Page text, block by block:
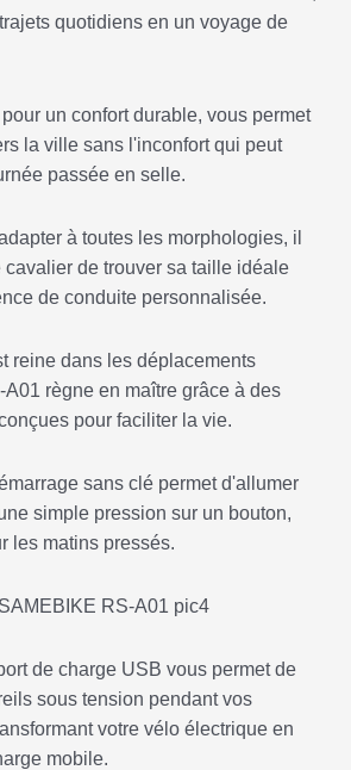
quotidiens en un voyage de
un confort durable, vous permet
la ville sans l'inconfort qui peut
passée en selle.
à toutes les morphologies, il
cavalier de trouver sa taille idéale
de conduite personnalisée.
reine dans les déplacements
règne en maître grâce à des
pour faciliter la vie.
sans clé permet d'allumer
simple pression sur un bouton,
les matins pressés.
de charge USB vous permet de
sous tension pendant vos
votre vélo électrique en
mobile.